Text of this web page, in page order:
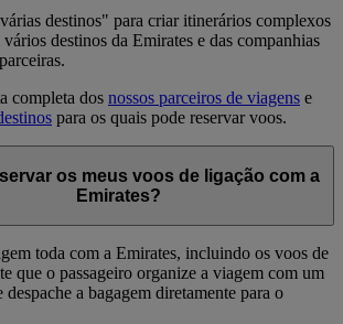
destinos" para criar itinerários complexos
destinos da Emirates e das companhias
completa dos nossos parceiros de viagens e
para os quais pode reservar voos.
os meus voos de ligação com a
Emirates?
toda com a Emirates, incluindo os voos de
que o passageiro organize a viagem com um
a bagagem diretamente para o